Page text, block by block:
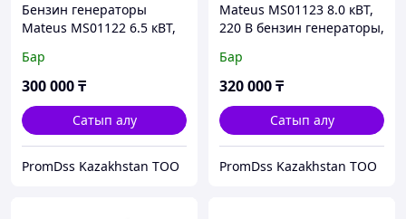
Бензин генераторы
Mateus MS01122 6.5 кВТ,
электронды резервуар 25
л
Бар
300 000₸
Сатып алу
PromDss Kazakhstan TOO
Mateus MS01123 8.0 кВТ,
220 В бензин генераторы,
литрлік резервуар,
дөңгелектерде
Бар
320 000₸
Сатып алу
PromDss Kazakhstan TOO